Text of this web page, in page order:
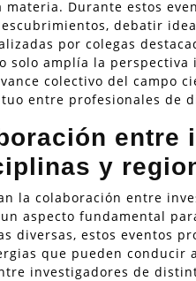
Durante estos
debatir
por colegas
solo amplía la
colectivo del campo
entre profesionales de
entre
y
la colaboración entre
aspecto fundamental
diversas, estos eventos
que pueden conducir
investigadores de